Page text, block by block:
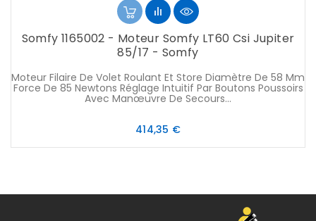
Somfy 1165002 - Moteur Somfy LT60 Csi Jupiter
85/17 - Somfy
Moteur Filaire De Volet Roulant Et Store Diamètre De 58 Mm
Force De 85 Newtons Réglage Intuitif Par Boutons Poussoirs
Avec Manœuvre De Secours...
414,35 €Prix